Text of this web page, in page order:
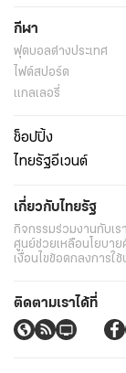
กีฬา
ฟุตบอลต่่างประเทศ
ไฟต์สปอร์ต
แกลเลอรี่
ช็อปปิ้ง
ไทยรัฐอีเวนต์
เกี่ยวกับไทยรัฐ
กิจกรรมร่วมงานกับเรา
ศูนย์ช่วยเหลือนโยบา
เงื่อนไขข้อตกลงการใช้
ติดตามเราได้ที่